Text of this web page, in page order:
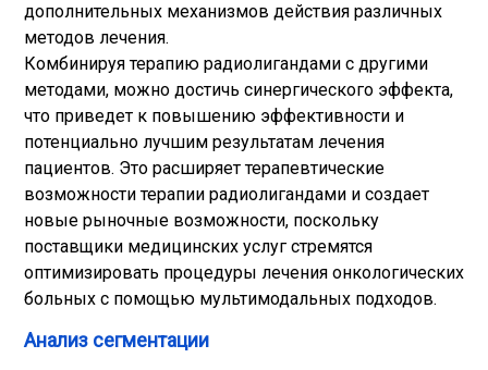
дополнительных механизмов действия различных
методов лечения.
Комбинируя терапию радиолигандами с другими
методами, можно достичь синергического эффекта,
что приведет к повышению эффективности и
потенциально лучшим результатам лечения
пациентов. Это расширяет терапевтические
возможности терапии радиолигандами и создает
новые рыночные возможности, поскольку
поставщики медицинских услуг стремятся
оптимизировать процедуры лечения онкологических
больных с помощью мультимодальных подходов.
Анализ сегментации